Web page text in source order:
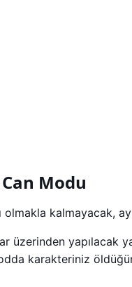
Modu
kalmayacak,
üzerinden yapılacak
karakteriniz